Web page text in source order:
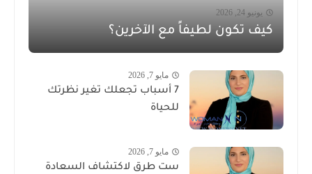
يونيو 24, 2026
كيف تكون لطيفاً مع الآخرين؟
مايو 7, 2026
7 أسباب تجعلك تغير نظرتك
للحياة
مايو 7, 2026
ست طرق لاكتشاف السعادة